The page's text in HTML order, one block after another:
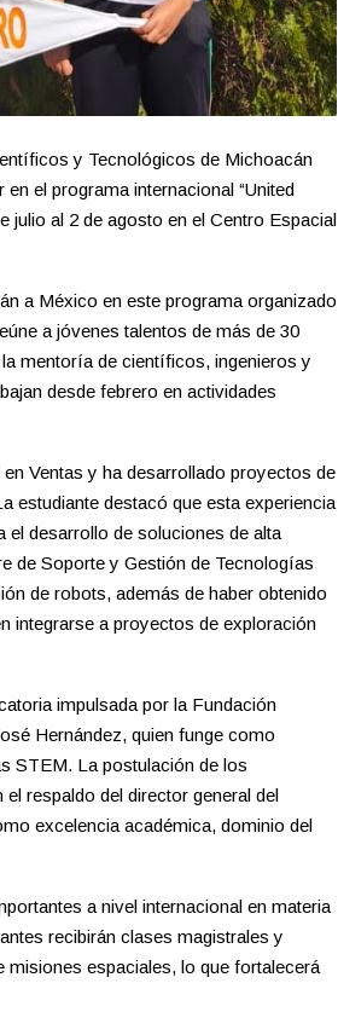
y Tecnológicos de Michoacán
el programa internacional “United
julio al 2 de agosto en el Centro Espacial
a México en este programa organizado
a jóvenes talentos de más de 30
mentoría de científicos, ingenieros y
desde febrero en actividades
Ventas y ha desarrollado proyectos de
estudiante destacó que esta experiencia
desarrollo de soluciones de alta
de Soporte y Gestión de Tecnologías
de robots, además de haber obtenido
integrarse a proyectos de exploración
impulsada por la Fundación
Hernández, quien funge como
STEM. La postulación de los
respaldo del director general del
excelencia académica, dominio del
a nivel internacional en materia
recibirán clases magistrales y
misiones espaciales, lo que fortalecerá